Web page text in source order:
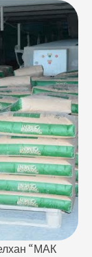
2016-
нь сонссон
2009-
тонн …
“МАК